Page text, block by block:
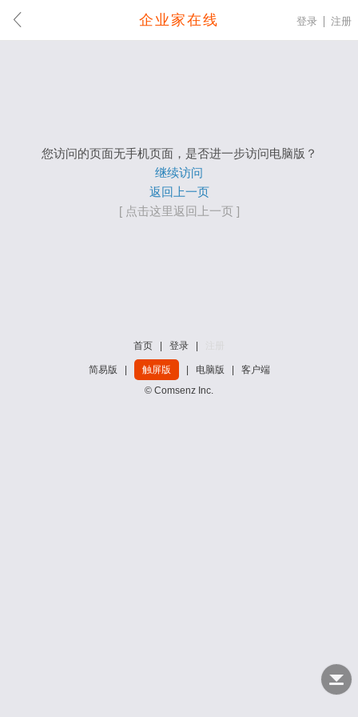
企业家在线 登录 注册
您访问的页面无手机页面，是否进一步访问电脑版？
继续访问
返回上一页
[ 点击这里返回上一页 ]
首页 登录
简易版 触屏版 电脑版
客户端
© Comsenz Inc.